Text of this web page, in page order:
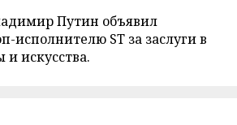
Путин объявил
исполнителю ST за заслуги в
и искусства.